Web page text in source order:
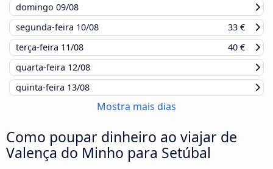
domingo 09/08
segunda-feira 10/08
33 €
terça-feira 11/08
40 €
quarta-feira 12/08
quinta-feira 13/08
Mostra mais dias
Como poupar dinheiro ao viajar de
Valença do Minho para Setúbal